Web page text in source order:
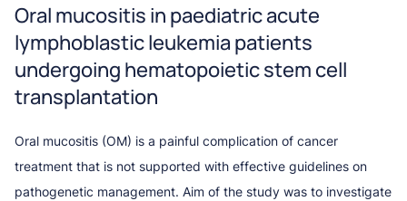
Oral mucositis in paediatric acute
lymphoblastic leukemia patients
undergoing hematopoietic stem cell
transplantation
Oral mucositis (OM) is a painful complication of cancer
treatment that is not supported with effective guidelines on
pathogenetic management. Aim of the study was to investigate